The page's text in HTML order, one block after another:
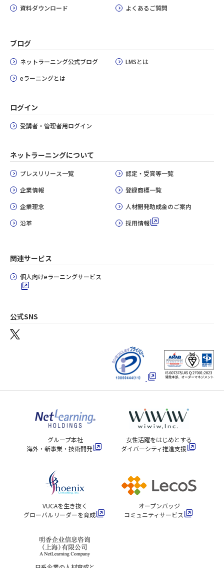
資料ダウンロード
よくあるご質問
ブログ
ネットラーニング公式ブログ
eラーニングとは
LMSとは
ログイン
受講者・管理者用ログイン
ネットラーニングについて
プレスリリース一覧
企業情報
企業理念
沿革
認定・受賞等一覧
登録商標一覧
人材開発助成金のご案内
採用情報
関連サービス
個人向けeラーニングサービス
公式SNS
グループ本社
海外・新事業・技術開発
女性活躍をはじめとする
ダイバーシティ推進支援
VUCAを生き抜く
グローバルリーダーを育成
オープンバッジ
コミュニティサービス